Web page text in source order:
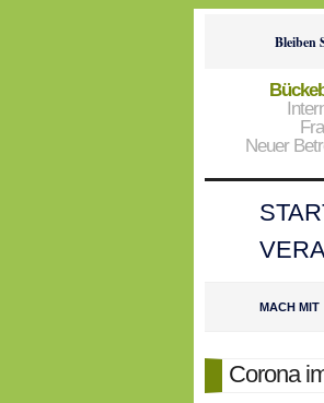
Bleiben
Neuer
MACH MIT
Corona